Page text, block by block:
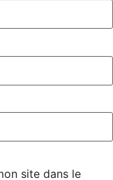
site dans le